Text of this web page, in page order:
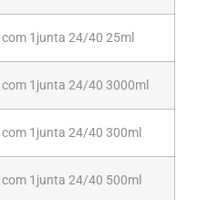
1junta 24/40 25ml
1junta 24/40 3000ml
1junta 24/40 300ml
1junta 24/40 500ml